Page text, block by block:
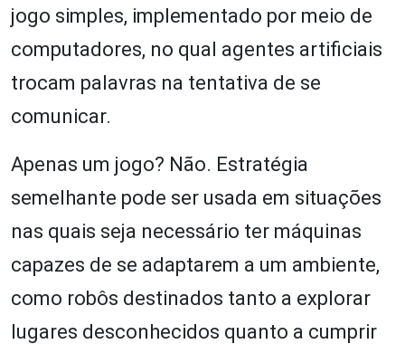
jogo simples, implementado por meio de
computadores, no qual agentes artificiais
trocam palavras na tentativa de se
comunicar.
Apenas um jogo? Não. Estratégia
semelhante pode ser usada em situações
nas quais seja necessário ter máquinas
capazes de se adaptarem a um ambiente,
como robôs destinados tanto a explorar
lugares desconhecidos quanto a cumprir